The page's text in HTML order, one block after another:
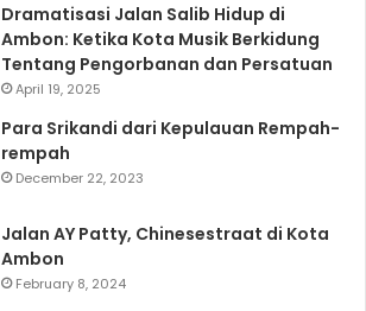
Dramatisasi Jalan Salib Hidup di
Ambon: Ketika Kota Musik Berkidung
Tentang Pengorbanan dan Persatuan
April 19, 2025
Para Srikandi dari Kepulauan Rempah-
rempah
December 22, 2023
Jalan AY Patty, Chinesestraat di Kota
Ambon
February 8, 2024